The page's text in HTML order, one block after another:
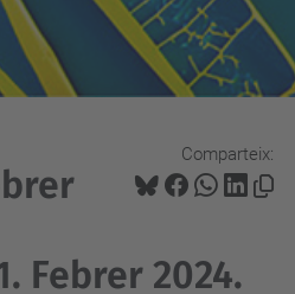
Comparteix:
Febrer 2024.